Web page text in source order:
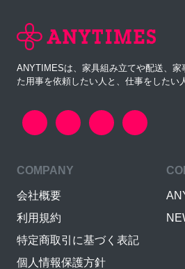
ANYTIMESは、家具組み立てや配送、家
た用事を依頼したい人と、仕事をしたい
COMPANY
会社概要
利用規約
特定商取引に基づく表記
個人情報保護方針